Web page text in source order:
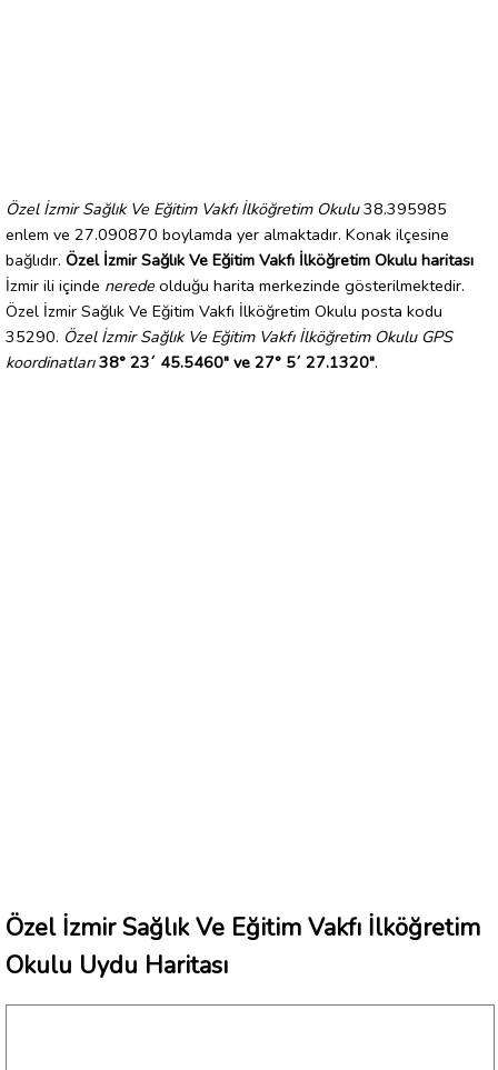
Özel İzmir Sağlık Ve Eğitim Vakfı İlköğretim Okulu38.395985
enlem ve 27.090870 boylamda yer almaktadır. Konak ilçesine
bağlıdır. Özel İzmir Sağlık Ve Eğitim Vakfı İlköğretim Okulu haritası
İzmir ili içinde nerede olduğu harita merkezinde gösterilmektedir.
Özel İzmir Sağlık Ve Eğitim Vakfı İlköğretim Okulu posta kodu
35290. Özel İzmir Sağlık Ve Eğitim Vakfı İlköğretim Okulu GPS
koordinatları 38° 23´ 45.5460" ve 27° 5´ 27.1320".
Özel İzmir Sağlık Ve Eğitim Vakfı İlköğretim
Okulu Uydu Haritası